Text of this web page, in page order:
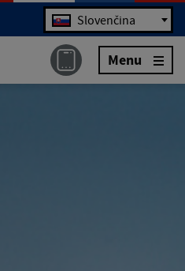
Jazyk Slovenčina
Menu